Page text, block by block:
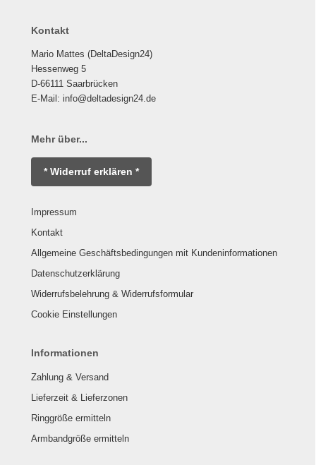
Kontakt
Mario Mattes (DeltaDesign24)
Hessenweg 5
D-66111 Saarbrücken
E-Mail: info@deltadesign24.de
Mehr über...
* Widerruf erklären *
Impressum
Kontakt
Allgemeine Geschäftsbedingungen mit Kundeninformationen
Datenschutzerklärung
Widerrufsbelehrung & Widerrufsformular
Cookie Einstellungen
Informationen
Zahlung & Versand
Lieferzeit & Lieferzonen
Ringgröße ermitteln
Armbandgröße ermitteln